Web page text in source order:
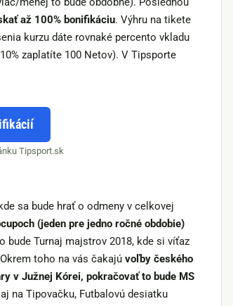
až 100% bonifikáciu. Výhru na tikete
kurzu dáte rovnaké percento vkladu
zaplatíte 100 Netov). V Tipsporte
Tipsport.sk
sa bude hrať o odmeny v celkovej
(jeden pre jedno ročné obdobie)
bude Turnaj majstrov 2018, kde si víťaz
toho na vás čakajú voľby českého
v Južnej Kórei, pokračovať to bude MS
na Tipovačku, Futbalovú desiatku